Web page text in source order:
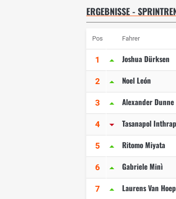
ERGEBNISSE -
Pos Fahrer
1 Joshua Dürksen
2 Noel León
3 Alexander Dunne
4
5 Ritomo Miyata
6 Gabriele Minì
7 Laurens Van